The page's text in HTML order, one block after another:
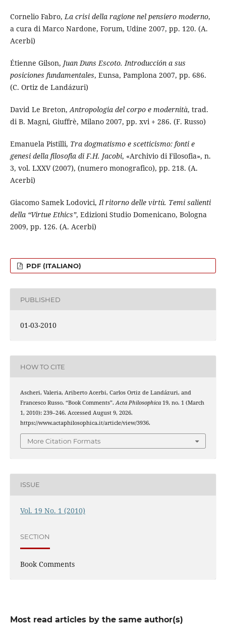
Cornelio Fabro,La crisi della ragione nel pensiero moderno,
a cura di Marco Nardone, Forum, Udine 2007, pp. 120. (A.
Acerbi)
Étienne Gilson, Juan Duns Escoto. Introducción a sus
posiciones fundamentales, Eunsa, Pamplona 2007, pp. 686.
(C. Ortiz de Landázuri)
David Le Breton,Antropologia del corpo e modernità, trad.
di B. Magni, Giuffrè, Milano 2007, pp. xvi + 286. (F. Russo)
Emanuela Pistilli, Tra dogmatismo e scetticismo: fonti e
genesi della filosofia di F.H. Jacobi, «Archivio di Filosofia», n.
3, vol. LXXV (2007), (numero monografico), pp. 218. (A.
Acerbi)
Giacomo Samek Lodovici,Il ritorno delle virtù. Temi salienti
della “Virtue Ethics”, Edizioni Studio Domenicano, Bologna
2009, pp. 126. (A. Acerbi)
PDF (ITALIANO)
PUBLISHED
01-03-2010
HOW TO CITE
Ascheri, Valeria, Ariberto Acerbi, Carlos Ortiz de Landázuri, and
Francesco Russo. “Book Comments”.Acta Philosophica19, no. 1 (March
1, 2010): 239–246. Accessed August 9, 2026.
https://www.actaphilosophica.it/article/view/3936.
More Citation Formats
ISSUE
Vol. 19 No. 1 (2010)
SECTION
Book Comments
Most read articles by the same author(s)